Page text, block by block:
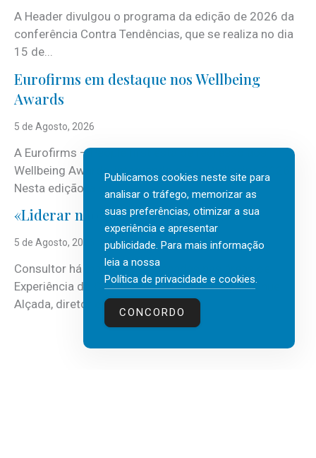
A Header divulgou o programa da edição de 2026 da
conferência Contra Tendências, que se realiza no dia
15 de...
Eurofirms em destaque nos Wellbeing
Awards
5 de Agosto, 2026
A Eurofirms – People first está de regresso aos
Wellbeing Awards, integrando o Top Wellbeing 2026.
Nesta edição, a multinacional...
«Liderar não é um talento místico.»
5 de Agosto, 2026
Consultor há mais de três décadas nas áreas de
Experiência do Cliente, Vendas e Liderança, Manuel
Alçada, diretor executivo da...
Publicamos cookies neste site para
analisar o tráfego, memorizar as
suas preferências, otimizar a sua
experiência e apresentar
publicidade. Para mais informação
leia a nossa
Política de privacidade e cookies.
CONCORDO